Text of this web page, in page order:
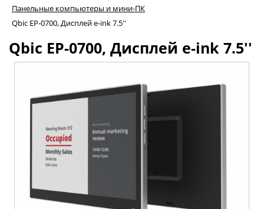
Панельные компьютеры и мини-ПК
Qbic EP-0700, Дисплей e-ink 7.5''
Qbic EP-0700, Дисплей e-ink 7.5''